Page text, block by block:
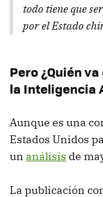
todo tiene que
por el Estado
Pero ¿Quién
la Inteligencia
Aunque es una
Estados Unidos
un análisis de
La publicación